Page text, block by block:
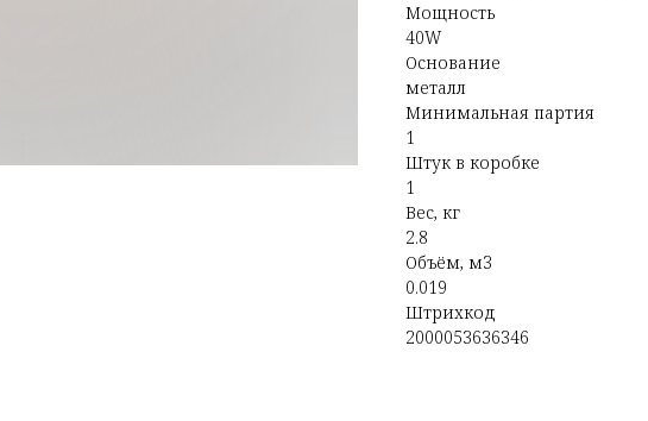
Мощность
40W
Основание
металл
Минимальная партия
1
Штук в коробке
1
Вес, кг
2.8
Объём, м3
0.019
Штрихкод
2000053636346